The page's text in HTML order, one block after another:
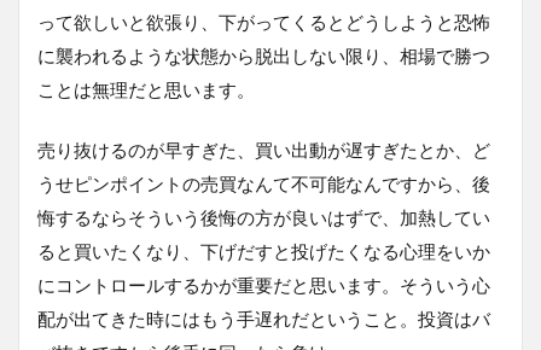
って欲しいと欲張り、下がってくるとどうしようと恐怖
に襲われるような状態から脱出しない限り、相場で勝つ
ことは無理だと思います。
売り抜けるのが早すぎた、買い出動が遅すぎたとか、ど
うせピンポイントの売買なんて不可能なんですから、後
悔するならそういう後悔の方が良いはずで、加熱してい
ると買いたくなり、下げだすと投げたくなる心理をいか
にコントロールするかが重要だと思います。そういう心
配が出てきた時にはもう手遅れだということ。投資はバ